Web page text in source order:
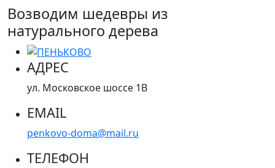
Возводим шедевры из
натурального дерева
АДРЕС
ул. Московское шоссе 1В
EMAIL
penkovo-doma@mail.ru
ТЕЛЕФОН